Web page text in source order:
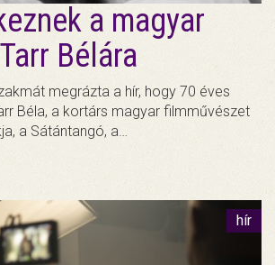
a magyar
Bélára
megrázta a hír, hogy 70 éves
Béla, a kortárs magyar filmművészet
a Sátántangó, a…
hír